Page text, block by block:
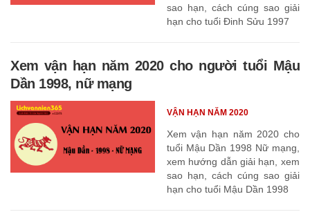
sao hạn, cách cúng sao giải
hạn cho tuổi Đinh Sửu 1997
Xem vận hạn năm 2020 cho người tuổi Mậu
Dần 1998, nữ mạng
Xem vận hạn năm 2020 cho
tuổi Mậu Dần 1998 Nữ mạng,
xem hướng dẫn giải hạn, xem
sao hạn, cách cúng sao giải
hạn cho tuổi Mậu Dần 1998
VẬN HẠN NĂM 2020